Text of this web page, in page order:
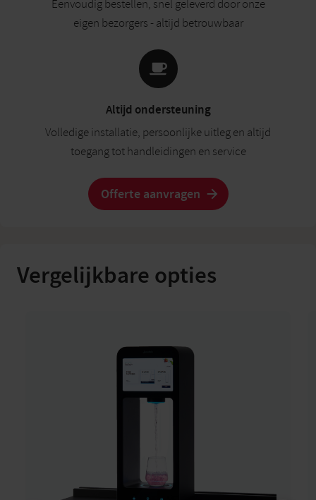
Eenvoudig bestellen, snel geleverd door onze
eigen bezorgers - altijd betrouwbaar
Altijd ondersteuning
Volledige installatie, persoonlijke uitleg en altijd
toegang tot handleidingen en service
Offerte aanvragen
Vergelijkbare opties